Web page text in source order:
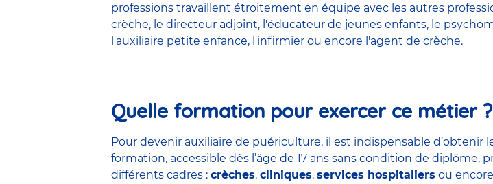
professions travaillent étroitement en équipe avec les autres
crèche, le directeur adjoint, l'éducateur de jeunes enfants, le
l'auxiliaire petite enfance, l'infirmier ou encore l'agent de crèche.
Quelle formation pour exercer ce métier ?
Pour devenir auxiliaire de puériculture, il est indispensable d’obtenir
formation, accessible dès l’âge de 17 ans sans condition de diplôme,
différents cadres : crèches, cliniques, services hospitaliers ou encore